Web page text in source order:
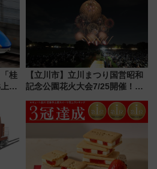
桂
の
【立川市】立川まつり国営昭和
記念公園花火大会7/25開催！
混雑に要注意、その理由は